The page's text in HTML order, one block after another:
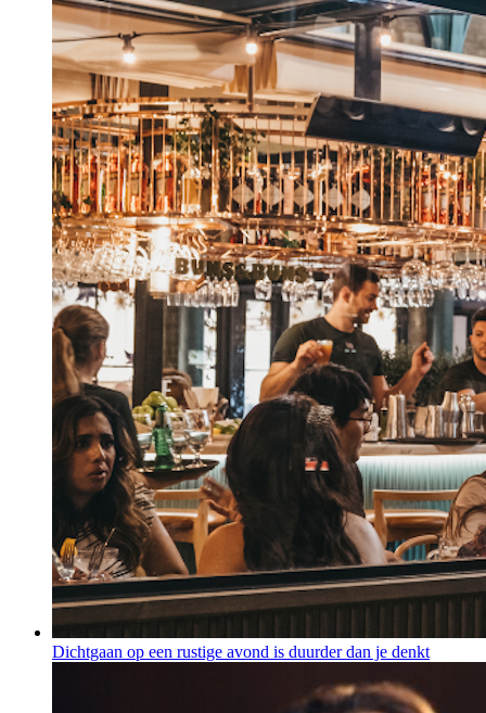
Dichtgaan op een rustige avond is duurder dan je denkt